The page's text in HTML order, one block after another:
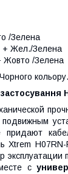
/Зелена
+ Жел./Зелена
Жовто /Зелена
кольору.
придают
Xtrem
с